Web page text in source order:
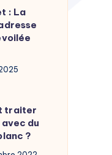
: La
traiter
du
?